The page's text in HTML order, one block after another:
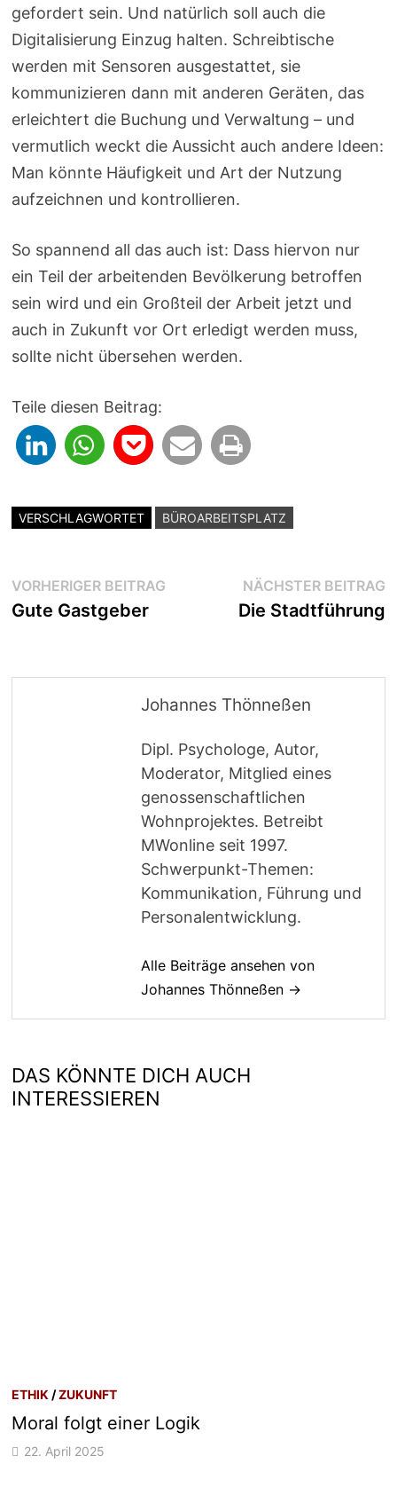
gefordert sein. Und natürlich soll auch die
Digitalisierung Einzug halten. Schreibtische
werden mit Sensoren ausgestattet, sie
kommunizieren dann mit anderen Geräten, das
erleichtert die Buchung und Verwaltung – und
vermutlich weckt die Aussicht auch andere Ideen:
Man könnte Häufigkeit und Art der Nutzung
aufzeichnen und kontrollieren.
So spannend all das auch ist: Dass hiervon nur
ein Teil der arbeitenden Bevölkerung betroffen
sein wird und ein Großteil der Arbeit jetzt und
auch in Zukunft vor Ort erledigt werden muss,
sollte nicht übersehen werden.
Teile diesen Beitrag:
VERSCHLAGWORTET BÜROARBEITSPLATZ
Beitragsnavigation
VORHERIGER BEITRAG Vorheriger
Gute Gastgeber
NÄCHSTER BEITRAG
Die Stadtführung
Johannes Thönneßen
Dipl. Psychologe, Autor,
Moderator, Mitglied eines
genossenschaftlichen
Wohnprojektes. Betreibt
MWonline seit 1997.
Schwerpunkt-Themen:
Kommunikation, Führung und
Personalentwicklung.
Alle Beiträge ansehen von
Johannes Thönneßen →
DAS KÖNNTE DICH AUCH
INTERESSIEREN
ETHIK /ZUKUNFT
Moral folgt einer Logik
22. April 2025